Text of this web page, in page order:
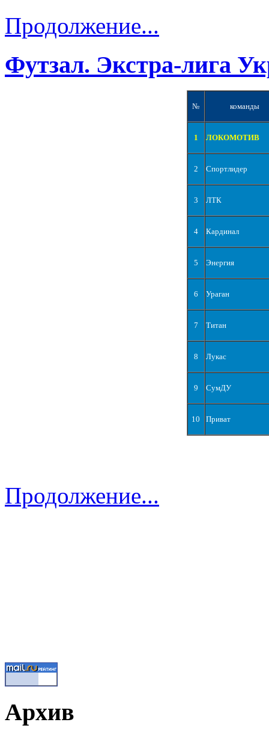
Продолжение...
Футзал. Экстра-лига
№ команды
1 ЛОКОМОТИВ
2 Спортлидер
3 ЛТК
4 Кардинал
5 Энергия
6 Ураган
7 Титан
8 Лукас
9 СумДУ
10 Приват
Продолжение...
Архив